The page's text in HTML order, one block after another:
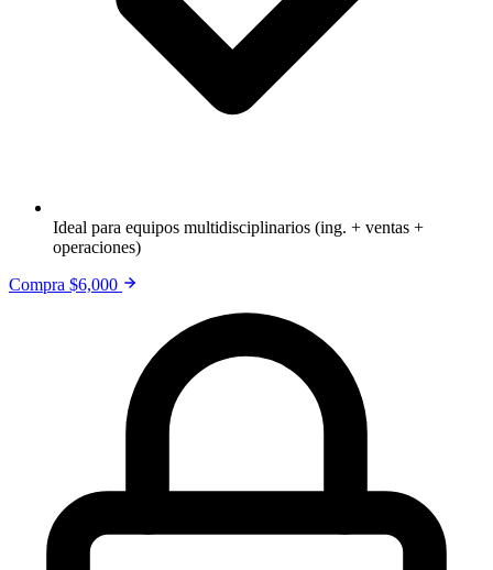
Ideal para equipos multidisciplinarios (ing. + ventas +
operaciones)
Compra $6,000